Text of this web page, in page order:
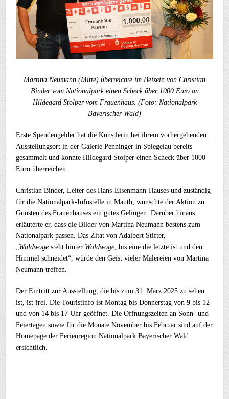
Martina Neumann (Mitte) überreichte im Beisein von Christian
Binder vom Nationalpark einen Scheck über 1000 Euro an
Hildegard Stolper vom Frauenhaus. (Foto: Nationalpark
Bayerischer Wald)
Erste Spendengelder hat die Künstlerin bei ihrem vorhergehenden
Ausstellungsort in der Galerie Penninger in Spiegelau bereits
gesammelt und konnte Hildegard Stolper einen Scheck über 1000
Euro überreichen.
Christian Binder, Leiter des Hans-Eisenmann-Hauses und zuständig
für die Nationalpark-Infostelle in Mauth, wünschte der Aktion zu
Gunsten des Frauenhauses ein gutes Gelingen. Darüber hinaus
erläuterte er, dass die Bilder von Martina Neumann bestens zum
Nationalpark passen. Das Zitat von Adalbert Stifter,
„Waldwoge steht hinter Waldwoge, bis eine die letzte ist und den
Himmel schneidet“, würde den Geist vieler Malereien von Martina
Neumann treffen.
Der Eintritt zur Ausstellung, die bis zum 31. März 2025 zu sehen
ist, ist frei. Die Touristinfo ist Montag bis Donnerstag von 9 bis 12
und von 14 bis 17 Uhr geöffnet. Die Öffnungszeiten an Sonn- und
Feiertagen sowie für die Monate November bis Februar sind auf der
Homepage der Ferienregion Nationalpark Bayerischer Wald
ersichtlich.